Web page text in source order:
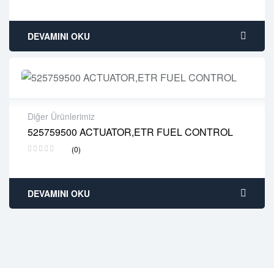
DEVAMINI OKU
Diğer Ürünlerimiz
525759500 ACTUATOR,ETR FUEL CONTROL
(0)
2 years warranty
Delivery time: 1-2 business days
DEVAMINI OKU